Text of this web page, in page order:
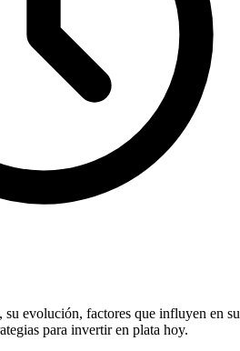
su evolución, factores que influyen en su
para invertir en plata hoy.